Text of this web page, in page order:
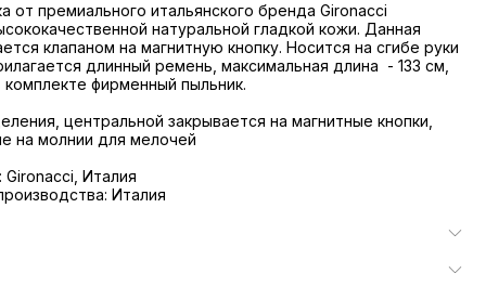
от премиального итальянского бренда Gironacci
натуральной гладкой кожи. Данная
клапаном на магнитную кнопку. Носится на сгибе руки
длинный ремень, максимальная длина - 133 см,
комплекте фирменный пыльник.
центральной закрывается на магнитные кнопки,
на молнии для мелочей
Италия
Италия